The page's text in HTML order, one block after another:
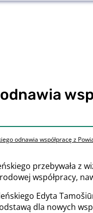
odnawia współpracę z
przebywała z
współpracy,
Edyta
dla nowych